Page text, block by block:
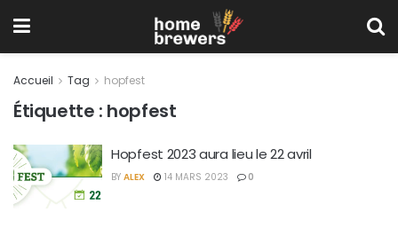
Accueil Tag hopfest
Étiquette : hopfest
Hopfest 2023 aura lieu le 22 avril
BY ALEX 14 MARS 2023 0